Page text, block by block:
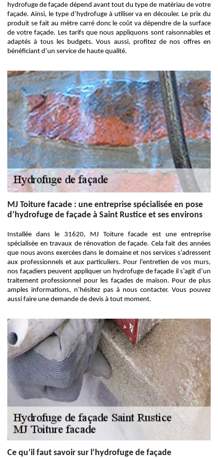
hydrofuge de façade dépend avant tout du type de matériau de votre
façade. Ainsi, le type d’hydrofuge à utiliser va en découler. Le prix du
produit se fait au mètre carré donc le coût va dépendre de la surface
de votre façade. Les tarifs que nous appliquons sont raisonnables et
adaptés à tous les budgets. Vous aussi, profitez de nos offres en
bénéficiant d’un service de haute qualité.
MJ Toiture facade : une entreprise spécialisée en pose
d’hydrofuge de façade à Saint Rustice et ses environs
Installée dans le 31620, MJ Toiture facade est une entreprise
spécialisée en travaux de rénovation de façade. Cela fait des années
que nous avons exercées dans le domaine et nos services s’adressent
aux professionnels et aux particuliers. Pour l’entretien de vos murs,
nos façadiers peuvent appliquer un hydrofuge de façade il s’agit d’un
traitement professionnel pour les façades de maison. Pour de plus
amples informations, n’hésitez pas à nous contacter. Vous pouvez
aussi faire une demande de devis à tout moment.
Ce qu’il faut savoir sur l’hydrofuge de façade